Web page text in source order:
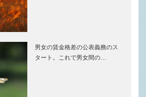
男女の賃金格差の公表義務のス
タート。これで男女間の…